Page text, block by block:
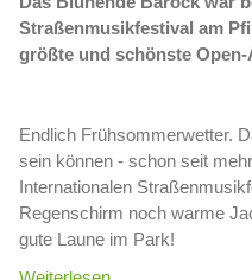
Straßenmusikfestival am
größte und schönste
Endlich Frühsommerwetter.
sein können - schon seit
Internationalen
Regenschirm noch warme
gute Laune im Park!